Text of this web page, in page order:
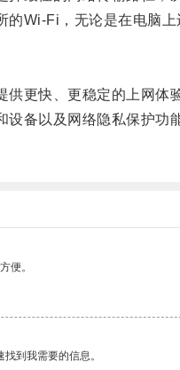
Fi，无论是在电脑上
更快、更稳定的上网体验
以及网络隐私保护功
便。
到我需要的信息。